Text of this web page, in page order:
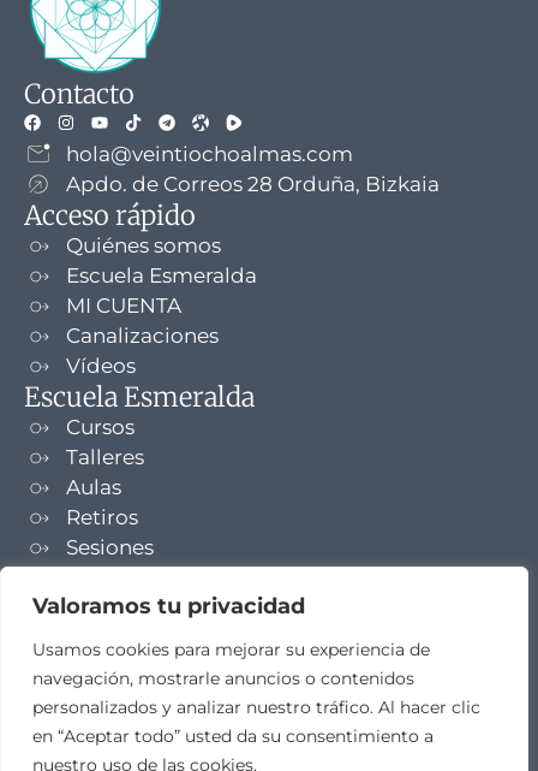
Valoramos tu privacidad
Usamos cookies para mejorar su experiencia de
navegación, mostrarle anuncios o contenidos
personalizados y analizar nuestro tráfico. Al hacer clic
en “Aceptar todo” usted da su consentimiento a
nuestro uso de las cookies.
Contacto
hola@veintiochoalmas.com
Apdo. de Correos 28 Orduña, Bizkaia
Acceso rápido
Quiénes somos
Escuela Esmeralda
MI CUENTA
Canalizaciones
Vídeos
Escuela Esmeralda
Cursos
Talleres
Aulas
Retiros
Sesiones
NEWSLETTER
TELEGRAM